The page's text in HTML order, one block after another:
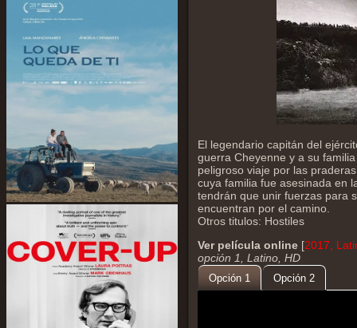
El legendario capitán del
guerra Cheyenne y a su
peligroso viaje por las
cuya familia fue asesinada en
tendrán que unir fuerzas para
encuentran por el camino.
Otros titulos: Hostiles
Ver película online [2017,
opción 1, Latino, HD
Opción 1 Opción 2